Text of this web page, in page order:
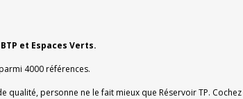
et Espaces Verts.
4000 références.
personne ne le fait mieux que Réservoir TP.